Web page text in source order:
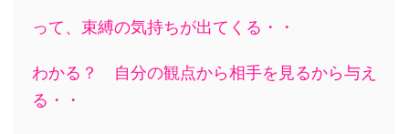
って、束縛の気持ちが出てくる・・
わかる？ 自分の観点から相手を見るから与え
る・・